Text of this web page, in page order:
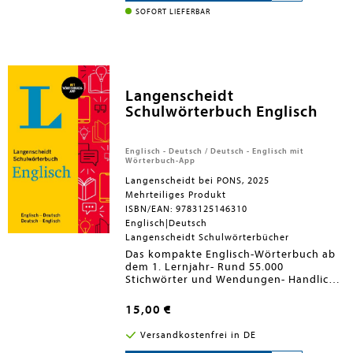
Garantiert authentisch dank des
gesamten Oberstufenwortschatz -
über 175 000 Stichwörter und
alltäglichen Gebrauch.
SOFORT LIEFERBAR
Langenscheidt
Schulwörterbuch Englisch
Englisch - Deutsch / Deutsch - Englisch mit
Wörterbuch-App
Langenscheidt bei PONS, 2025
Mehrteiliges Produkt
ISBN/EAN: 9783125146310
Englisch|Deutsch
Langenscheidt Schulwörterbücher
Das kompakte Englisch-Wörterbuch ab
dem 1. Lernjahr- Rund 55.000
Stichwörter und Wendungen- Handlich
präzises Übersetzen- Aktueller
Wortschatz mit Sternchen beim
Grundwortschatz- Mit britischen und
amerikanischen Sprachvarianten- Mit
15,00 €
Versandkostenfrei in DE